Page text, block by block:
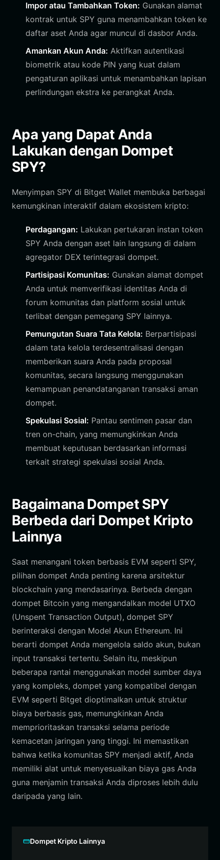
Impor atau Tambahkan Token: Gunakan alamat
kontrak untuk SPY guna menambahkan token ke
daftar aset Anda agar muncul di dasbor Anda.
Amankan Akun Anda: Aktifkan autentikasi
biometrik atau kode PIN yang kuat dalam
pengaturan aplikasi untuk menambahkan lapisan
perlindungan ekstra ke perangkat Anda.
Apa yang Dapat Anda
Lakukan dengan Dompet
SPY?
Menyimpan SPY di Bitget Wallet membuka berbagai
kemungkinan interaktif dalam ekosistem kripto:
Perdagangan: Lakukan pertukaran instan token
SPY Anda dengan aset lain langsung di dalam
agregator DEX terintegrasi dompet.
Partisipasi Komunitas: Gunakan alamat dompet
Anda untuk memverifikasi identitas Anda di
forum komunitas dan platform sosial untuk
terlibat dengan pemegang SPY lainnya.
Pemungutan Suara Tata Kelola: Berpartisipasi
dalam tata kelola terdesentralisasi dengan
memberikan suara Anda pada proposal
komunitas, secara langsung menggunakan
kemampuan penandatanganan transaksi aman
dompet.
Spekulasi Sosial: Pantau sentimen pasar dan
tren on-chain, yang memungkinkan Anda
membuat keputusan berdasarkan informasi
terkait strategi spekulasi sosial Anda.
Bagaimana Dompet SPY
Berbeda dari Dompet Kripto
Lainnya
Saat menangani token berbasis EVM seperti SPY,
pilihan dompet Anda penting karena arsitektur
blockchain yang mendasarinya. Berbeda dengan
dompet Bitcoin yang mengandalkan model UTXO
(Unspent Transaction Output), dompet SPY
berinteraksi dengan Model Akun Ethereum. Ini
berarti dompet Anda mengelola saldo akun, bukan
input transaksi tertentu. Selain itu, meskipun
beberapa rantai menggunakan model sumber daya
yang kompleks, dompet yang kompatibel dengan
EVM seperti Bitget dioptimalkan untuk struktur
biaya berbasis gas, memungkinkan Anda
memprioritaskan transaksi selama periode
kemacetan jaringan yang tinggi. Ini memastikan
bahwa ketika komunitas SPY menjadi aktif, Anda
memiliki alat untuk menyesuaikan biaya gas Anda
guna menjamin transaksi Anda diproses lebih dulu
daripada yang lain.
Dompet Kripto Lainnya